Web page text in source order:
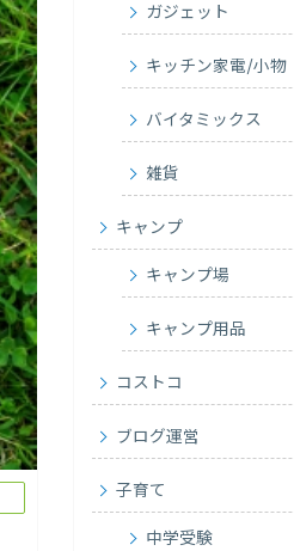
ガジェット
キッチン家電/小物
バイタミックス
雑貨
キャンプ
キャンプ場
キャンプ用品
コストコ
ブログ運営
子育て
中学受験